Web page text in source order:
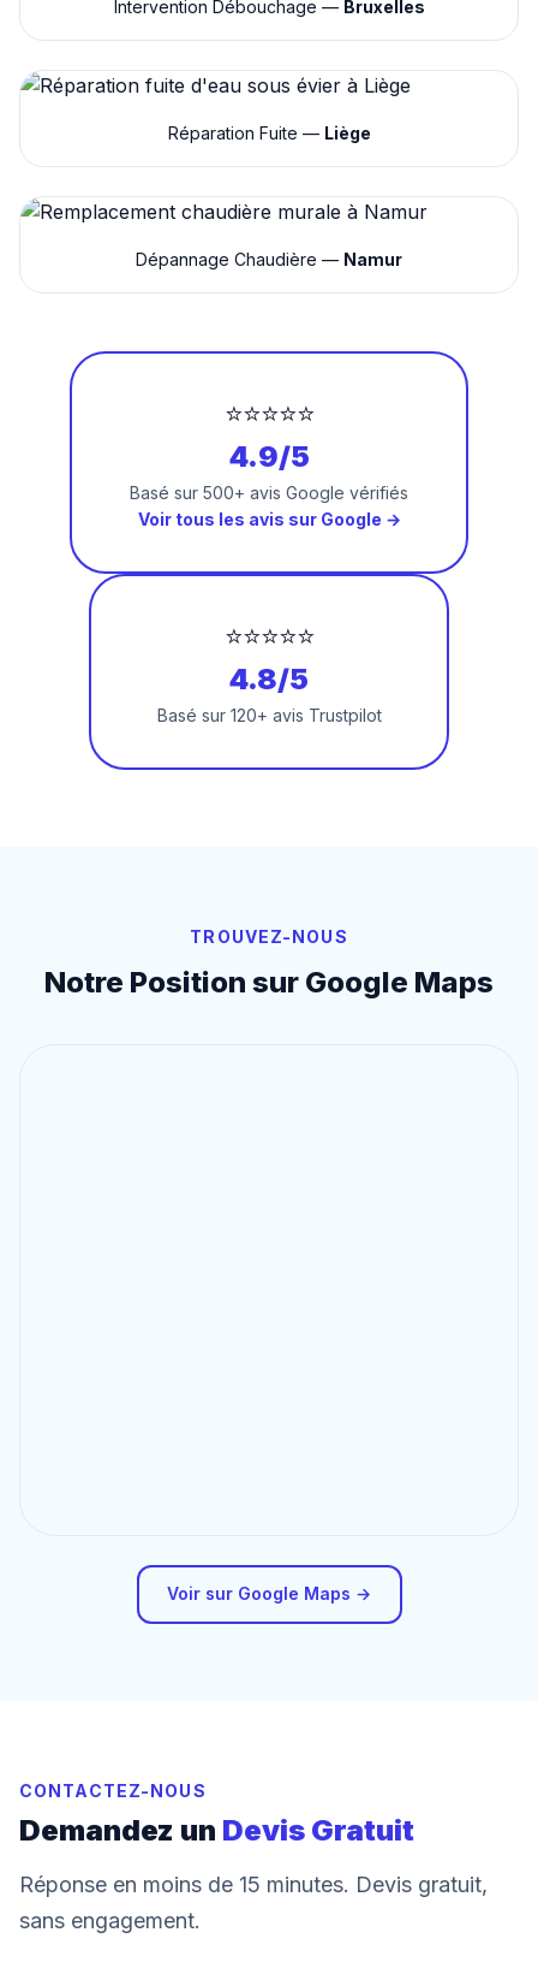
Intervention Débouchage — Bruxelles
Réparation Fuite — Liège
Dépannage Chaudière — Namur
⭐⭐⭐⭐⭐
4.9/5
Basé sur 500+ avis Google vérifiés
Voir tous les avis sur Google →
⭐⭐⭐⭐⭐
4.8/5
Basé sur 120+ avis Trustpilot
TROUVEZ-NOUS
Notre Position sur Google Maps
Voir sur Google Maps →
CONTACTEZ-NOUS
Demandez un Devis Gratuit
Réponse en moins de 15 minutes. Devis gratuit,
sans engagement.